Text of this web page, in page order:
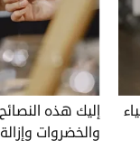
إليك هذه
والخضروات